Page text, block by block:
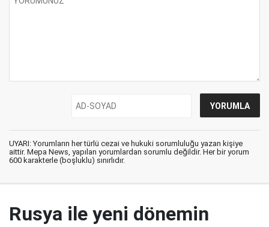
UYARI: Yorumların her türlü cezai ve hukuki sorumluluğu yazan kişiye
aittir. Mepa News, yapılan yorumlardan sorumlu değildir. Her bir yorum
600 karakterle (boşluklu) sınırlıdır.
Rusya ile yeni dönemin